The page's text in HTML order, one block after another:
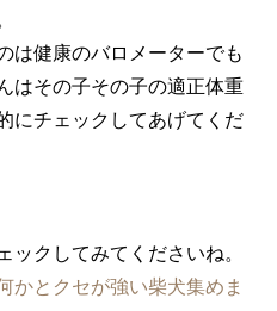
は健康のバロメーターでも
はその子その子の適正体重
にチェックしてあげてくだ
ックしてみてくださいね。
かとクセが強い柴犬集めま